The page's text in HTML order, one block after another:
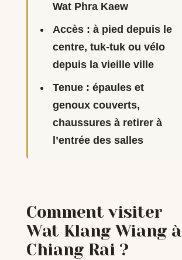
Wat Phra Kaew
Accès : à pied depuis le
centre, tuk-tuk ou vélo
depuis la vieille ville
Tenue : épaules et
genoux couverts,
chaussures à retirer à
l’entrée des salles
Comment visiter
Wat Klang Wiang à
Chiang Rai ?